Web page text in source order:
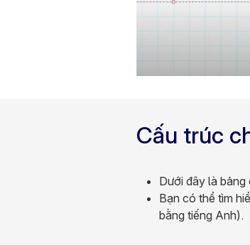
Cấu trúc
Dưới đây là
Bạn có thể tìm
bằng tiếng Anh).